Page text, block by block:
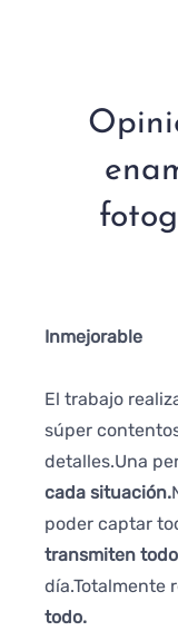
Inmejorable
El trabajo
súper
detalles.Una
cada situación.
poder captar
transmiten
día.Totalmente
todo.